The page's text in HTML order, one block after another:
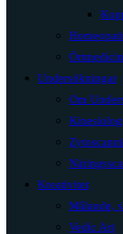
Homeopati
Örtmedicin
Undersökningar
Om
Kreativitet
Målande,
Vedic Art